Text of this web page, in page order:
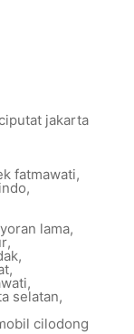
jakarta
fatmawati,
,
lama,
,
,
,
,
selatan,
cilodong